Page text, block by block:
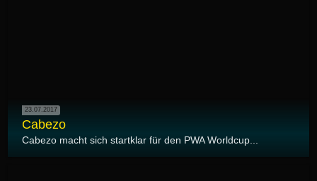
23.07.2017
Cabezo
Cabezo macht sich startklar für den PWA Worldcup...